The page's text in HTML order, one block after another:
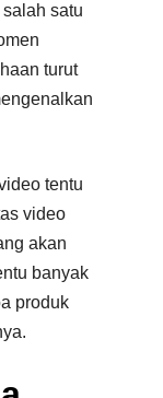
satu
turut
tentu
video
akan
banyak
produk